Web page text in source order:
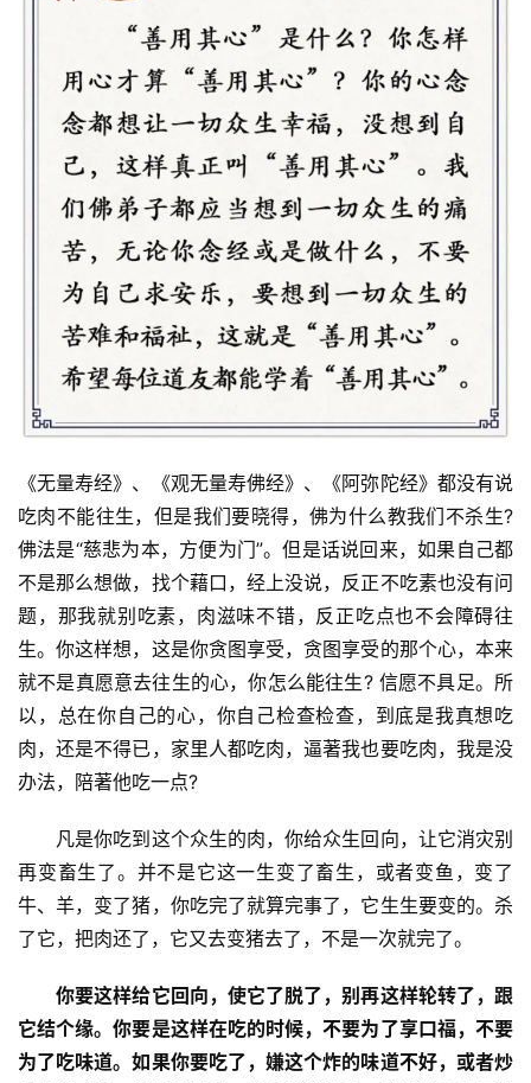
《无量寿经》、《观无量寿佛经》、《阿弥陀经》都没有说
吃肉不能往生，但是我们要晓得，佛为什么教我们不杀生?
佛法是“慈悲为本，方便为门”。但是话说回来，如果自己都
不是那么想做，找个藉口，经上没说，反正不吃素也没有问
题，那我就别吃素，肉滋味不错，反正吃点也不会障碍往
生。你这样想，这是你贪图享受，贪图享受的那个心，本来
就不是真愿意去往生的心，你怎么能往生? 信愿不具足。所
以，总在你自己的心，你自己检查检查，到底是我真想吃
肉，还是不得已，家里人都吃肉，逼著我也要吃肉，我是没
办法，陪著他吃一点?
凡是你吃到这个众生的肉，你给众生回向，让它消灾别
再变畜生了。并不是它这一生变了畜生，或者变鱼，变了
牛、羊，变了猪，你吃完了就算完事了，它生生要变的。杀
了它，把肉还了，它又去变猪去了，不是一次就完了。
你要这样给它回向，使它了脱了，别再这样轮转了，跟
它结个缘。你要是这样在吃的时候，不要为了享口福，不要
为了吃味道。如果你要吃了，嫌这个炸的味道不好，或者炒